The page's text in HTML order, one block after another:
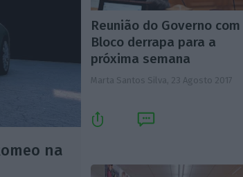
na
Reunião do Governo
Bloco derrapa para a
próxima semana
Marta Santos Silva, 23 Agosto 2017